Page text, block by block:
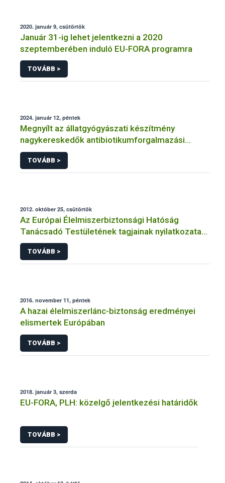
2020. január 9, csütörtök
Január 31-ig lehet jelentkezni a 2020
szeptemberében induló EU-FORA programra
TOVÁBB >
2024. január 12, péntek
Megnyílt az állatgyógyászati készítmény
nagykereskedők antibiotikumforgalmazási
jelentési felülete
TOVÁBB >
2012. október 25, csütörtök
Az Európai Élelmiszerbiztonsági Hatóság
Tanácsadó Testületének tagjainak nyilatkozata
az Európai Élelmiszerbiztonsági Hatóság
megalapításának 10. évfordulója alkalmából
TOVÁBB >
2016. november 11, péntek
A hazai élelmiszerlánc-biztonság eredményei
elismertek Európában
TOVÁBB >
2018. január 3, szerda
EU-FORA, PLH: közelgő jelentkezési határidők
TOVÁBB >